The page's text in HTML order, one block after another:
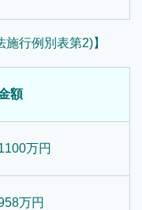
行例別表第2)】
額
万円
万円